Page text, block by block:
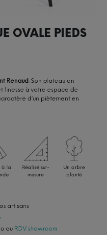
OVALE PIEDS
Renaud. Son plateau en
finesse à votre espace de
d’un piètement en
à la
Réalisé sur-
mesure
Un arbre
planté
artisans
ou RDV showroom